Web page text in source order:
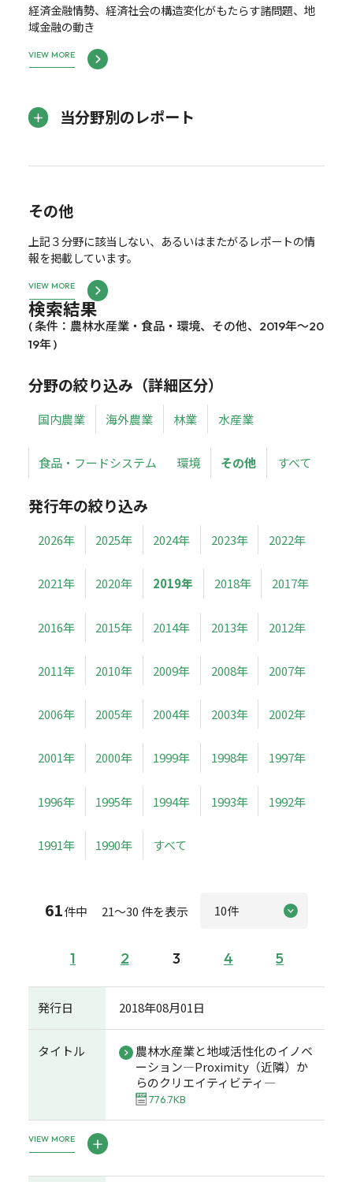
経済金融情勢、経済社会の構造変化がもたらす諸問題、地
域金融の動き
VIEW MORE
当分野別のレポート
その他
上記３分野に該当しない、あるいはまたがるレポートの情
報を掲載しています。
VIEW MORE
検索結果
( 条件：農林水産業・食品・環境、その他、2019年～20
19年 )
分野の絞り込み（詳細区分）
国内農業 海外農業 林業 水産業
食品・フードシステム 環境 その他 すべて
発行年の絞り込み
2026年 2025年 2024年 2023年 2022年
2021年 2020年 2019年 2018年 2017年
2016年 2015年 2014年 2013年 2012年
2011年 2010年 2009年 2008年 2007年
2006年 2005年 2004年 2003年 2002年
2001年 2000年 1999年 1998年 1997年
1996年 1995年 1994年 1993年 1992年
1991年 1990年 すべて
61件中 21～30 件を表示
1 2 3 4 5
発行日 2018年08月01日
タイトル
農林水産業と地域活性化のイノベ
ーション―Proximity（近隣）か
らのクリエイティビティ―
776.7KB
VIEW MORE